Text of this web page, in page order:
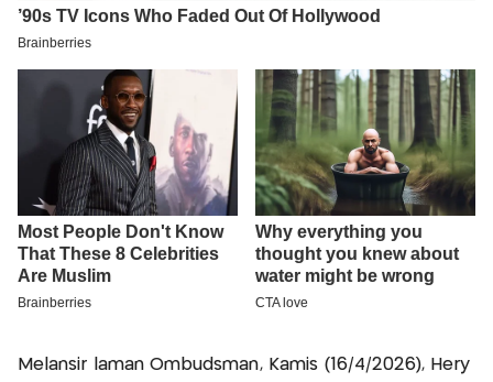
Melansir laman Ombudsman, Kamis (16/4/2026), Hery